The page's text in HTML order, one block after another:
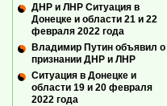
ДНР и ЛНР Ситуация в
Донецке и области 21 и 22
февраля 2022 года
Владимир Путин объявил о
признании ДНР и ЛНР
Ситуация в Донецке и
области 19 и 20 февраля
2022 года